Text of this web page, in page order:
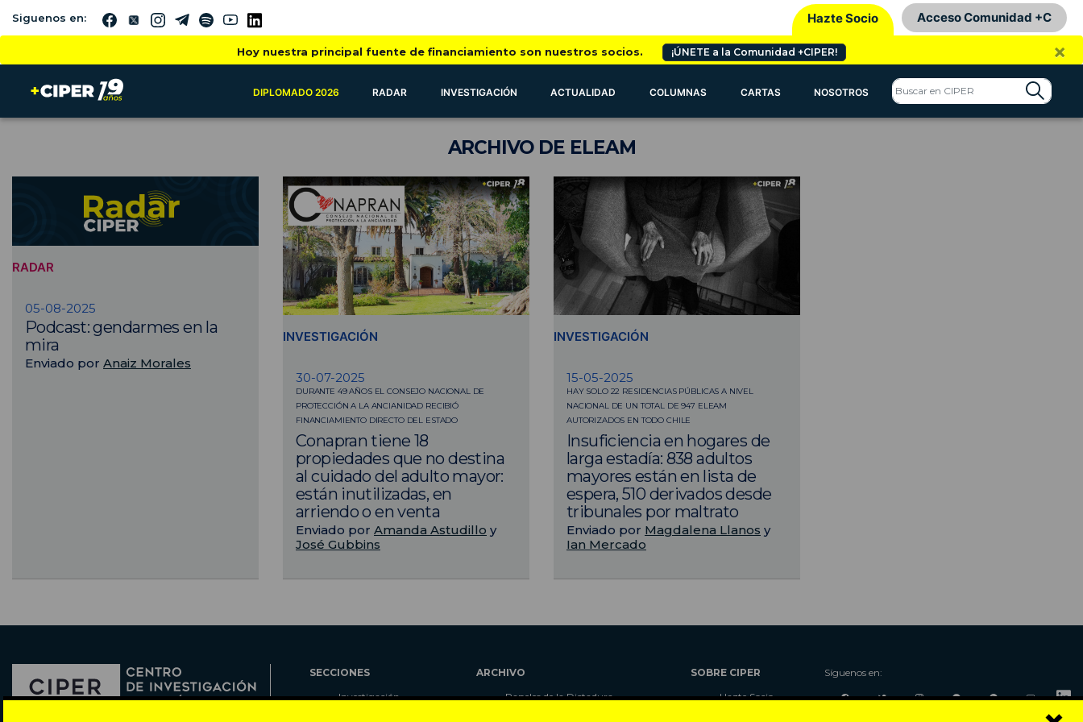
Siguenos en: Hazte Socio Acceso Comunidad +C
Hoy nuestra principal fuente de financiamiento son nuestros socios. ¡ÚNETE a la Comunidad +CIPER! ×
DIPLOMADO 2026 RADAR INVESTIGACIÓN ACTUALIDAD COLUMNAS CARTAS NOSOTROS
ARCHIVODE ELEAM
RADAR
05-08-2025
Podcast: gendarmes en la
mira
Enviado por Anaiz Morales
INVESTIGACIÓN
30-07-2025
DURANTE 49 AÑOS EL CONSEJO NACIONAL DE
PROTECCIÓN A LA ANCIANIDAD RECIBIÓ
FINANCIAMIENTO DIRECTO DEL ESTADO
Conapran tiene 18
propiedades que no destina
al cuidado del adulto mayor:
están inutilizadas, en
arriendo o en venta
Enviado por Amanda Astudillo y
José Gubbins
INVESTIGACIÓN
15-05-2025
HAY SOLO 22 RESIDENCIAS PÚBLICAS A NIVEL
NACIONAL DE UN TOTAL DE 947 ELEAM
AUTORIZADOS EN TODO CHILE
Insuficiencia en hogares de
larga estadía: 838 adultos
mayores están en lista de
espera, 510 derivados desde
tribunales por maltrato
Enviado por Magdalena Llanos y
Ian Mercado
SECCIONES
Investigación
ARCHIVO
Papeles de la Dictadura
SOBRE CIPER
Hazte Socio
Síguenos en: